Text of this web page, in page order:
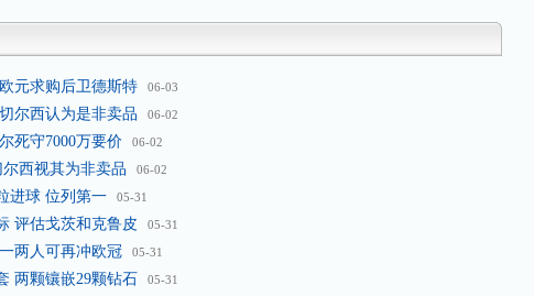
元求购后卫德斯特 06-03
尔西认为是非卖品 06-02
死守7000万要价 06-02
西视其为非卖品 06-02
进球 位列第一 05-31
评估戈茨和克鲁皮 05-31
两人可再冲欧冠 05-31
两颗镶嵌29颗钻石 05-31